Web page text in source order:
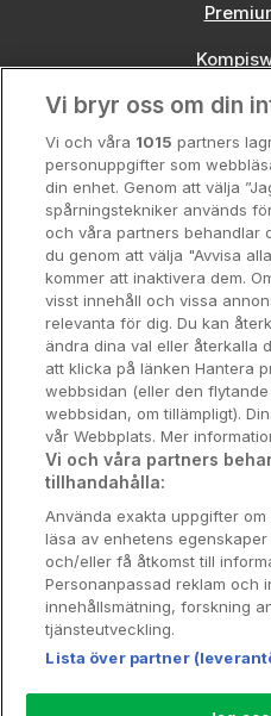
Hotellrum
Om
Nya
Booking Enquiries:
Hotellsupport:
Hotellpremien.se
Sverige. Coop
Telefon: 010-742
Vi bryr oss om din
Vi och våra 1015 partners
personuppgifter som
din enhet. Genom att välja
spårningstekniker används
och våra partners behandlar
du genom att välja "Avvisa
kommer att inaktivera dem.
visst innehåll och vissa
relevanta för dig. Du kan
ändra dina val eller återkalla
att klicka på länken Hantera
webbsidan (eller den
webbsidan, om tillämpligt).
vår Webbplats. Mer
Vi och våra partners
tillhandahålla:
Använda exakta uppgifter
läsa av enhetens
och/eller få åtkomst till
Personanpassad reklam och
innehållsmätning, forskning
tjänsteutveckling.
Lista över partner